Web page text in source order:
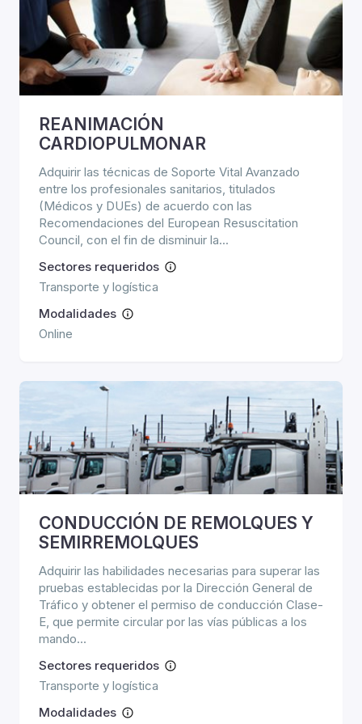
REANIMACIÓN
CARDIOPULMONAR
Adquirir las técnicas de Soporte Vital Avanzado
entre los profesionales sanitarios, titulados
(Médicos y DUEs) de acuerdo con las
Recomendaciones del European Resuscitation
Council, con el fin de disminuir la...
Sectores requeridos
Transporte y logística
Modalidades
Online
CONDUCCIÓN DE REMOLQUES Y
SEMIRREMOLQUES
Adquirir las habilidades necesarias para superar las
pruebas establecidas por la Dirección General de
Tráfico y obtener el permiso de conducción Clase-
E, que permite circular por las vías públicas a los
mando...
Sectores requeridos
Transporte y logística
Modalidades